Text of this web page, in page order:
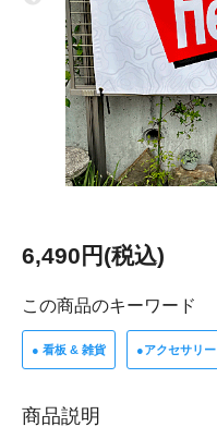
6,490円(税込)
この商品のキーワード
● 看板 & 雑貨 ●アクセサリー
商品説明